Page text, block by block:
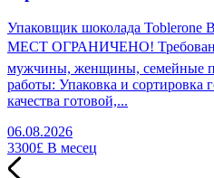
Упаковщик шоколада
МЕСТ ОГРАНИЧЕНО!
мужчины, женщины, семейные
работы: Упаковка и сортировка
качества готовой,...
06.08.2026
3300£ В месец